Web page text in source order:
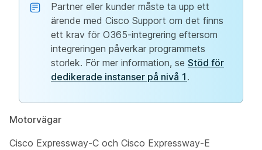
Partner eller kunder måste ta upp ett
ärende med Cisco Support om det finns
ett krav för O365-integrering eftersom
integreringen påverkar programmets
storlek. För mer information, se Stöd för
dedikerade instanser på nivå 1 .
Motorvägar
Cisco Expressway-C och Cisco Expressway-E